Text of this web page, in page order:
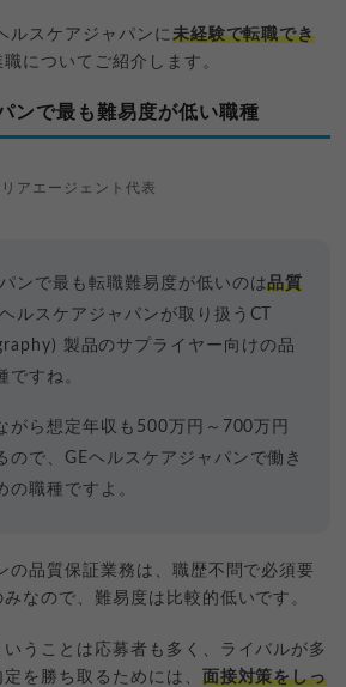
ルスケアジャパンに未経験で転職でき
についてご紹介します。
ンで最も難易度が低い職種
アエージェント代表
ンで最も転職難易度が低いのは品質
ルスケアジャパンが取り扱うCT
製品のサプライヤー向けの品
ですね。
がら想定年収も500万円～700万円
ので、GEヘルスケアジャパンで働き
の職種ですよ。
の品質保証業務は、職歴不問で必須要
なので、難易度は比較的低いです。
うことは応募者も多く、ライバルが多
を勝ち取るためには、 面接対策をしっ